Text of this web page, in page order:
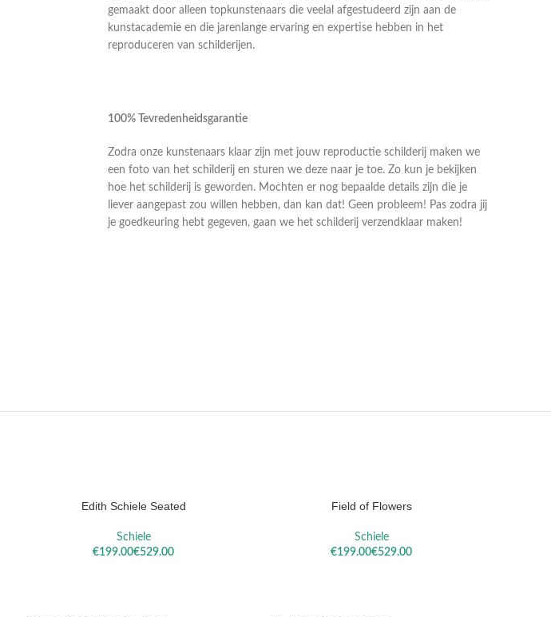
gemaakt door alleen topkunstenaars die veelal afgestudeerd zijn aan de
kunstacademie en die jarenlange ervaring en expertise hebben in het
reproduceren van schilderijen.
100% Tevredenheidsgarantie
Zodra onze kunstenaars klaar zijn met jouw reproductie schilderij maken we
een foto van het schilderij en sturen we deze naar je toe. Zo kun je bekijken
hoe het schilderij is geworden. Mochten er nog bepaalde details zijn die je
liever aangepast zou willen hebben, dan kan dat! Geen probleem! Pas zodra jij
je goedkeuring hebt gegeven, gaan we het schilderij verzendklaar maken!
OPTIES SELECTERENEdith Schiele Seated
Schiele
€
€
OPTIES SELECTERENField of Flowers
Schiele
€
€